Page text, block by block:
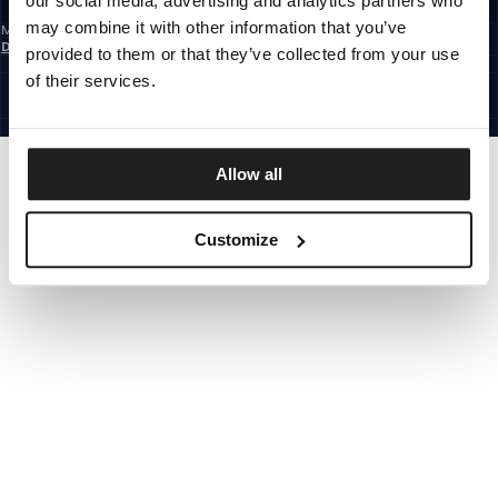
may combine it with other information that you’ve
provided to them or that they’ve collected from your use
of their services.
Allow all
Customize
Mit der Anmeldung zum Newsletter bestätigst du, dass du die
Datenschutzerklärung
gelesen hast.
GERMANY
©1997 - 2026 PITBULL ALLE RECHTE VORBEHALTEN.
GEHE NACH OBEN